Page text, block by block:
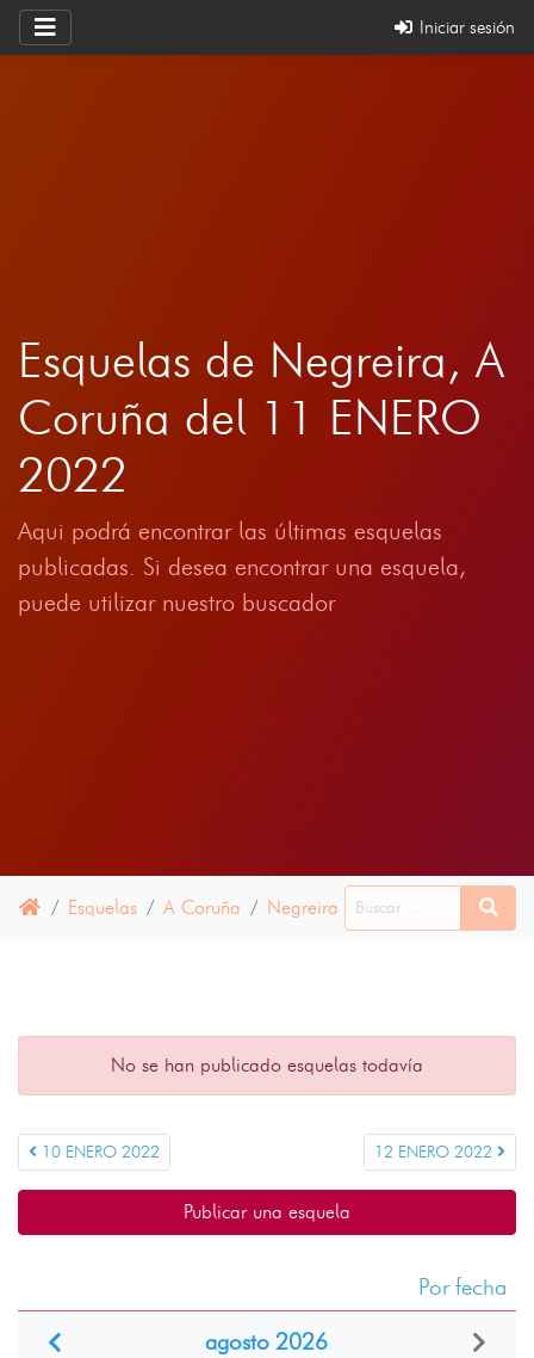
Iniciar sesión
Esquelas de Negreira, A
Coruña del 11 ENERO
2022
Aqui podrá encontrar las últimas esquelas
publicadas. Si desea encontrar una esquela,
puede utilizar nuestro buscador
Esquelas A Coruña Negreira 11 ENERO 2022
No se han publicado esquelas todavía
10 ENERO 2022 12 ENERO 2022
Publicar una esquela
Por fecha
agosto 2026